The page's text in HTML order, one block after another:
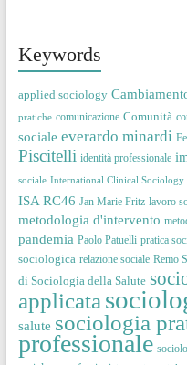
Keywords
applied sociology
pratiche comunicazione Comunità
sociale everardo minardi
Piscitelli identità professionale
sociale International Clinical Sociology
ISA RC46 Jan Marie Fritz lavoro
metodologia d'intervento
pandemia Paolo Patuelli pratica
sociologica relazione sociale Remo
di Sociologia della Salute
applicata
salute sociologia
professionale